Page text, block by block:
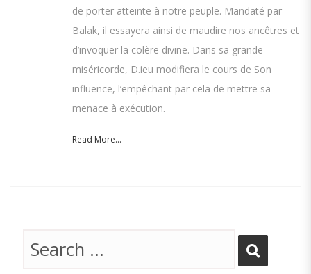
de porter atteinte à notre peuple. Mandaté par
Balak, il essayera ainsi de maudire nos ancêtres et
d’invoquer la colère divine. Dans sa grande
miséricorde, D.ieu modifiera le cours de Son
influence, l’empêchant par cela de mettre sa
menace à exécution.
Read More...